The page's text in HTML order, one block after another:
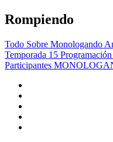
Saltar
al
Rompiendo
Todo Sobre Monologando
Temporada 15
Participantes